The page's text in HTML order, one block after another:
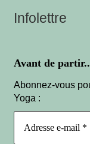
Infolettre
Avant de
Abonnez-vous
Yoga :